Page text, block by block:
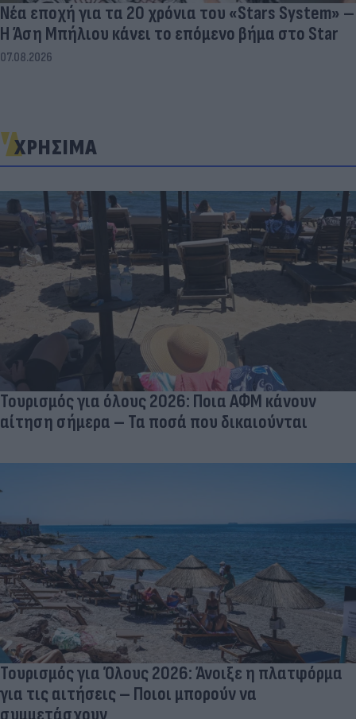
Νέα εποχή για τα 20 χρόνια του «Stars System» –
Η Άση Μπήλιου κάνει το επόμενο βήμα στο Star
07.08.2026
ΧΡΗΣΙΜΑ
Τουρισμός για όλους 2026: Ποια ΑΦΜ κάνουν
αίτηση σήμερα – Τα ποσά που δικαιούνται
Τουρισμός για Όλους 2026: Άνοιξε η πλατφόρμα
για τις αιτήσεις – Ποιοι μπορούν να